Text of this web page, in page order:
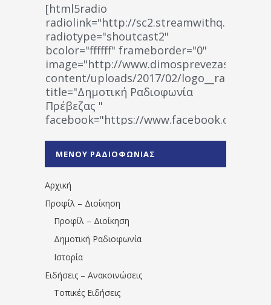
[html5radio
radiolink="http://
radiotype="shoutcast2"
bcolor="ffffff" frameborder="0"
image="http://www.dimosprevezas.gr/wp-
content/uploads/2017/02/
title="Δημοτική Ραδιοφωνία
Πρέβεζας "
facebook="https://www.facebook.com/
1531194763766854/" artist="" ]
ΜΕΝΟΥ ΡΑΔΙΟΦΩΝΙΑΣ
Αρχική
Προφίλ – Διοίκηση
Προφίλ – Διοίκηση
Δημοτική Ραδιοφωνία
Ιστορία
Ειδήσεις – Ανακοινώσεις
Τοπικές Ειδήσεις